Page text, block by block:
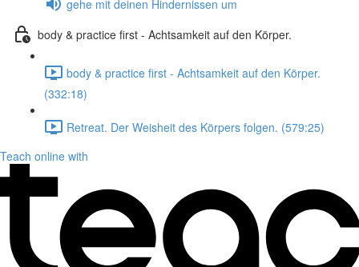
gehe mit deinen Hindernissen um
body & practice first - Achtsamkeit auf den Körper.
body & practice first - Achtsamkeit auf den Körper.
(332:18)
Retreat. Der Weisheit des Körpers folgen. (579:25)
Teach online with